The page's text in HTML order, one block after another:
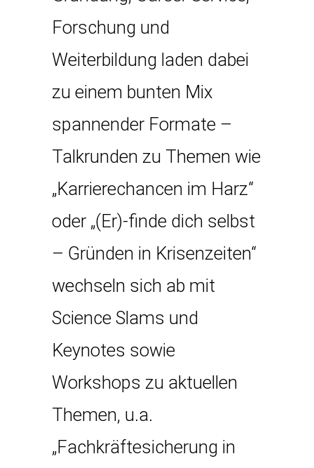
Forschung und
Weiterbildung laden dabei
zu einem bunten Mix
spannender Formate –
Talkrunden zu Themen wie
„Karrierechancen im Harz“
oder „(Er)-finde dich selbst
– Gründen in Krisenzeiten“
wechseln sich ab mit
Science Slams und
Keynotes sowie
Workshops zu aktuellen
Themen, u.a.
„Fachkräftesicherung in